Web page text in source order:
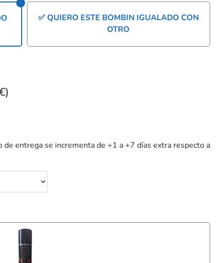
✅ QUIERO ESTE BOMBIN IGUALADO CON
OTRO
de entrega se incrementa de +1 a +7 días extra respecto a